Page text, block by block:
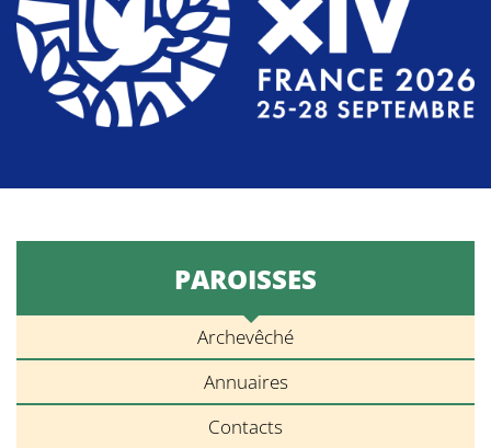
PAROISSES
Archevêché
Annuaires
Contacts